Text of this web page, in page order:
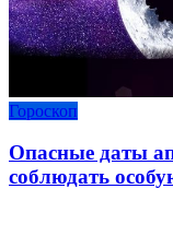
Гороскоп
Опасные даты
соблюдать